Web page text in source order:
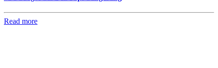
Read more